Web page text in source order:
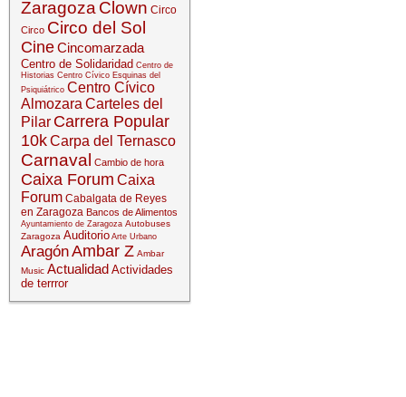
Zaragoza Clown Circo
Circo Circo del Sol
CineCincomarzada
Centro de Solidaridad Centro de
Historias Centro Cívico Esquinas del
Psiquiátrico Centro Cívico
Almozara Carteles del
Pilar Carrera Popular
10kCarpa del Ternasco
Carnaval Cambio de hora
Caixa Forum Caixa
Forum Cabalgata de Reyes
en Zaragoza Bancos de Alimentos
Ayuntamiento de Zaragoza Autobuses
Zaragoza Auditorio Arte Urbano
AragónAmbar Z Ambar
Music Actualidad Actividades
de terrror